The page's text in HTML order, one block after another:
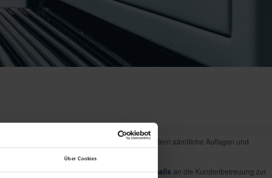
Über Cookies
in Erfahrung bringen, ob von Ihren Mitarbeitern sämtliche Auflagen und
Testanrufe bei Service-Hotlines sowieTestmails an die Kundenbetreuung zur